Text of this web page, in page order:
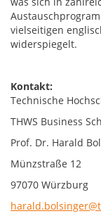
vielseitigen
widerspiegelt.
Kontakt:
Technische
THWS Business
Prof. Dr. Harald
Münzstraße 12
97070 Würzburg